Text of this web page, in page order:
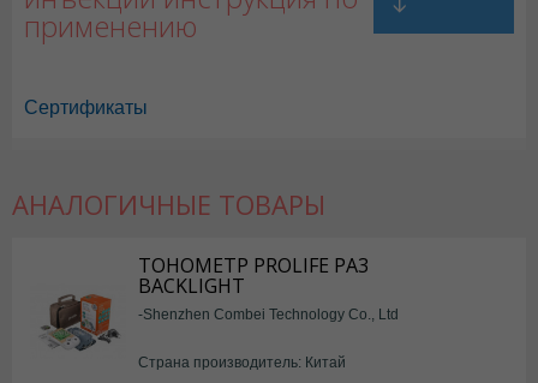
применению
Сертификаты
АНАЛОГИЧНЫЕ ТОВАРЫ
ТОНОМЕТР PROLIFE PA3
BACKLIGHT
-Shenzhen Combei Technology Co., Ltd
Страна производитель: Китай